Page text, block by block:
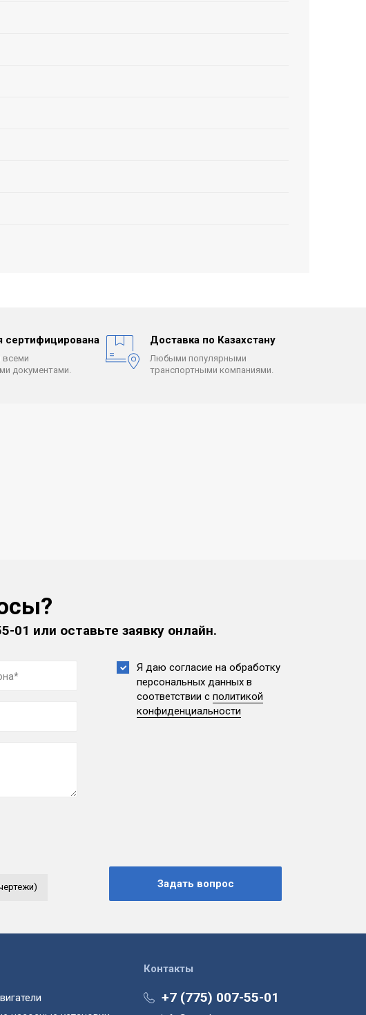
сертифицирована
всеми
документами.
Доставка по Казахстану
Любыми популярными
транспортными компаниями.
01 или оставьте заявку онлайн.
Я даю согласие на обработку
персональных данных в
соответствии с политикой
конфиденциальности
Контакты
+7 (775) 007-55-01